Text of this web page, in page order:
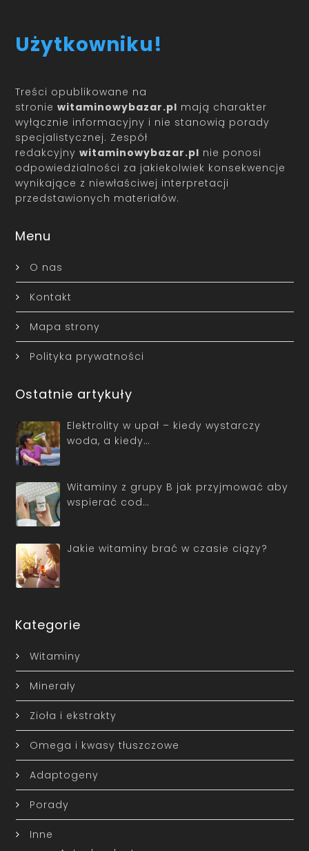
Użytkowniku!
Treści opublikowane na
stroniewitaminowybazar.pl mają charakter
wyłącznie informacyjny i nie stanowią porady
specjalistycznej. Zespół
redakcyjnywitaminowybazar.pl nie ponosi
odpowiedzialności za jakiekolwiek konsekwencje
wynikające z niewłaściwej interpretacji
przedstawionych materiałów.
Menu
O nas
Kontakt
Mapa strony
Polityka prywatności
Ostatnie artykuły
Elektrolity w upał – kiedy wystarczy
woda, a kiedy…
Witaminy z grupy B jak przyjmować aby
wspierać cod…
Jakie witaminy brać w czasie ciąży?
Kategorie
Witaminy
Minerały
Zioła i ekstrakty
Omega i kwasy tłuszczowe
Adaptogeny
Porady
Inne